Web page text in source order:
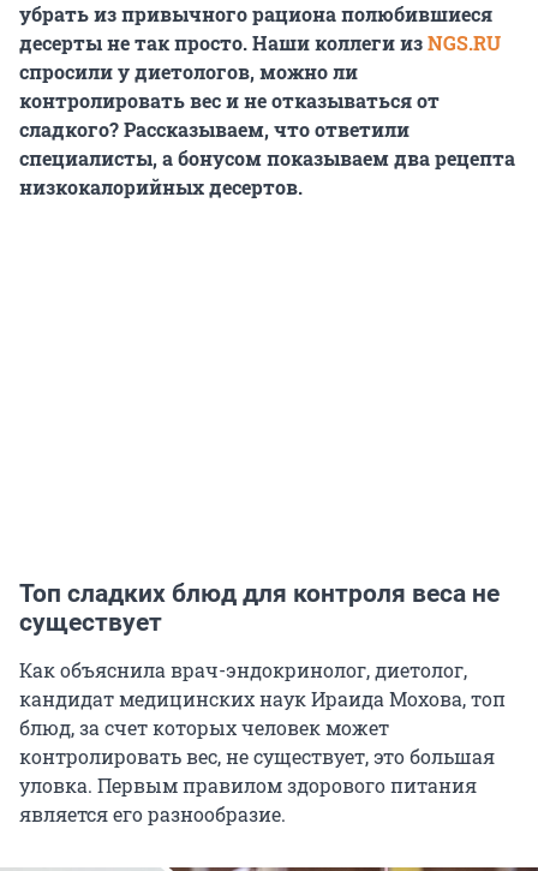
убрать из привычного рациона полюбившиеся
десерты не так просто. Наши коллеги изNGS.RU
спросили у диетологов, можно ли
контролировать вес и не отказываться от
сладкого? Рассказываем, что ответили
специалисты, а бонусом показываем два рецепта
низкокалорийных десертов.
Топ сладких блюд для контроля веса не
существует
Как объяснила врач-эндокринолог, диетолог,
кандидат медицинских наук Ираида Мохова, топ
блюд, за счет которых человек может
контролировать вес, не существует, это большая
уловка. Первым правилом здорового питания
является его разнообразие.